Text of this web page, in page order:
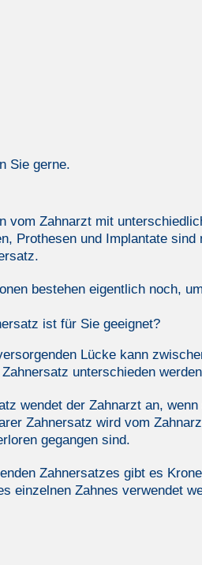
Sie gerne.
vom Zahnarzt mit
Prothesen und Implantate sind
bestehen eigentlich noch,
ist für Sie geeignet?
Lücke kann
unterschieden
wendet der Zahnarzt an,
Zahnersatz wird vom
gegangen sind.
Zahnersatzes gibt es
einzelnen Zahnes verwendet